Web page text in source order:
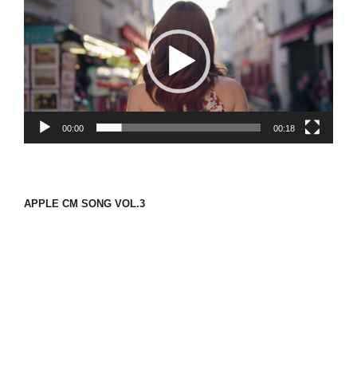
画
プ
レ
ー
ヤ
ー
00:00 00:18
APPLE CM SONG VOL.3